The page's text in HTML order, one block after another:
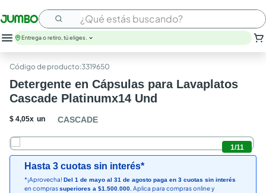
¿Qué estás buscando?
Entrega o retiro, tú eliges.
:3319650
Detergente en Cápsulas para Lavaplatos
Cascade Platinumx14 Und
$ 4,05x un CASCADE
1/11
Hasta 3 cuotas sin interés*
*¡Aprovecha! Del 1 de mayo al 31 de agosto paga en 3 cuotas sin interés
en comprassuperiores a $1.500.000. Aplica para compras online y